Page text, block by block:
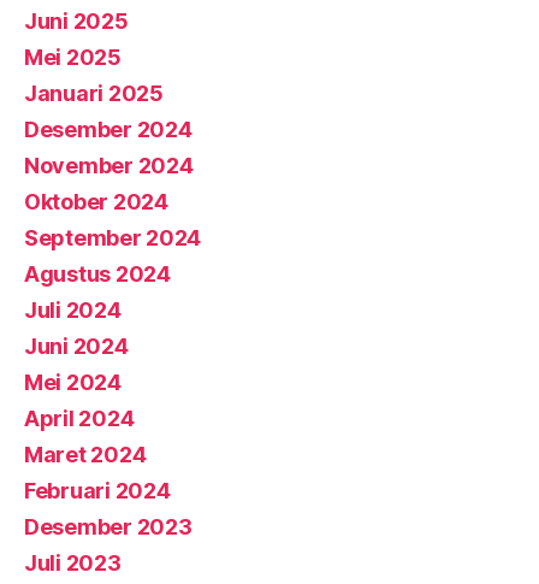
Juni 2025
Mei 2025
Januari 2025
Desember 2024
November 2024
Oktober 2024
September 2024
Agustus 2024
Juli 2024
Juni 2024
Mei 2024
April 2024
Maret 2024
Februari 2024
Desember 2023
Juli 2023